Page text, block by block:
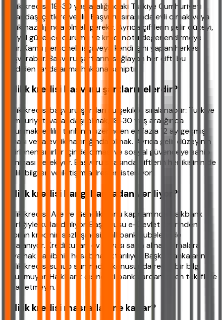
Evlilik kredisi, 18-30 yaş aralığındaki Türkiye Cumhuriyeti
vatandaşı çiftlere verilir. Başvuru sırasında evli olmak veya
evlilik hazırlığında olmak gerekir. Ayrıca çiftlerin gelir düzeyi,
sosyal güvence durumu ve kredi notu değerlendirmeye
alınır. Kamu personeli, işçi veya kendi işini yapan herkes
başvurabilir. Başvuru şartlarını sağlayan her çift, bu
krediden faydalanma hakkına sahiptir.
Evlilik kredisi başvuru şartları nelerdir?
Evlilik kredisi başvuru şartları şu şekilde sıralanabilir: Türkiye
Cumhuriyeti vatandaşı olmak, 18-30 yaş aralığında
bulunmak, evlilik tarihinin üzerinden en fazla 12 ay geçmiş
olması veya evlilik hazırlığında olmak. Ayrıca gelir düzeyinin
belirlenen sınırlar içinde olması ve sosyal güvenceye sahip
olunması gerekiyor. Başvuru sırasında çiftlerin her ikisinin de
kimlik bilgileri ve iletişim adresleri isteniyor.
Evlilik kredisi hangi bankadan veriliyor?
Evlilik kredisi, Aile ve Gençlik Fonu kapsamında Halkbank
işbirliğiyle kullandırılıyor. Başvurusu e-Devlet üzerinden
yapılan kredinin sözleşmesi, Halkbank şubelerinde
imzalanıyor. Kredi tutarı, ev eşyası satın alınan firmalara
veya hak sahibinin hesabına aktarılıyor. Başka bankaların
evlilik kredisi sunup sunmadığı konusunda resmi bir bilgi
bulunmuyor. Halkbank dışındaki bankalardan gelen tekliflere
itibar etmeyin.
Evlilik kredisi masrafları ne kadar?